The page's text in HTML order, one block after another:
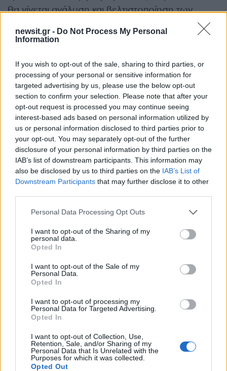
newsit.gr - Do Not Process My Personal
Information
If you wish to opt-out of the sale, sharing to third parties, or
processing of your personal or sensitive information for
targeted advertising by us, please use the below opt-out
section to confirm your selection. Please note that after your
opt-out request is processed you may continue seeing
interest-based ads based on personal information utilized by
us or personal information disclosed to third parties prior to
your opt-out. You may separately opt-out of the further
disclosure of your personal information by third parties on the
IAB’s list of downstream participants. This information may
also be disclosed by us to third parties on the IAB’s List of
Downstream Participants that may further disclose it to other
Please note that this website/app uses one or more Google
not limited to your visit or usage behaviour. You may click to
grant or deny consent to Google and its third-party tags to
use your data for below specified purposes in below Google
consent section.
Personal Data Processing Opt Outs
I want to opt-out of the Sharing of my
personal data.
Opted In
I want to opt-out of the Sale of my
Personal Data.
Opted In
I want to opt-out of processing my
Personal Data for Targeted Advertising.
Opted In
I want to opt-out of Collection, Use,
Retention, Sale, and/or Sharing of my
Personal Data that Is Unrelated with the
Purposes for which it was collected.
Opted Out
θα γίνεται ανάλυση και βελτιστοποίηση των
αναγκών των πολιτών. Κάτι που σημαίνει ότι τα
θα παραμένουν αφανή, αλλά θα καταγράφονται
και θα επιχειρείται προσπάθεια επίλυσής τους.
Μάλιστα, οι αρμόδιοι ανέφεραν ότι η αναμονή
στις περισσότερες περιπτώσεις θα περιορίζεται
μόλις στα 20 δευτερόλεπτα.
Πηγή: iatropedia.gr
ΔΙΑΦΗΜΙΣΗ
Αν τα χάσατε